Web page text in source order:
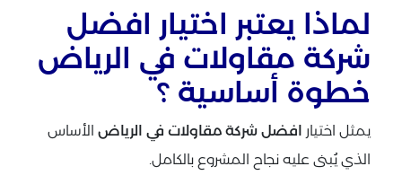
لماذا يعتبر اختيار افضل
شركة مقاولات في الرياض
خطوة أساسية ؟
يمثل اختيار افضل شركة مقاولات في الرياض الأساس
الذي يُبنى عليه نجاح المشروع بالكامل.